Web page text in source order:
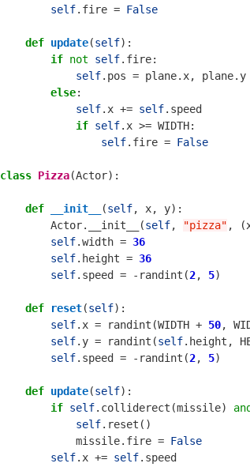
self. fire = False
def update(self):
if not self. fire:
self. pos = plane. x, plane. y
else:
self. x += self. speed
if self. x >= WIDTH:
self. fire = False
class Pizza(Actor):
def __init__ (self, x, y):
Actor. __init__ (self, "pizza" , (
self.width = 36
self. height = 36
self. speed = - randint (2, 5)
def reset(self):
self. x = randint (WIDTH + 50,
self. y = randint (self. height ,
self. speed = - randint (2, 5)
def update(self):
if self. colliderect (missile) and
self. reset ()
missile. fire = False
self. x += self. speed